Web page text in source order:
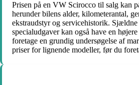
Prisen på en VW Scirocco til salg kan
herunder bilens alder, kilometerantal,
ekstraudstyr og servicehistorik.
specialudgaver kan også have en
foretage en grundig undersøgelse af
priser for lignende modeller, før du